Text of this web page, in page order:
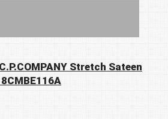
Stretch Sateen